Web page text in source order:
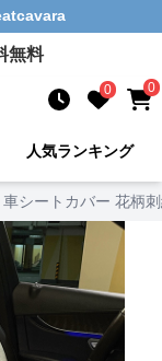
無料
0 0
人気ランキング
車シートカバー 花柄